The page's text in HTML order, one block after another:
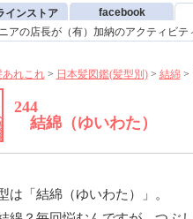
インストア facebook
アの店長が（有）加納のアクティビ
あれこれ> 日本髪図鑑(髪型別)> 結綿>
244
結綿（ゆいわた）
は「結綿（ゆいわた）」。